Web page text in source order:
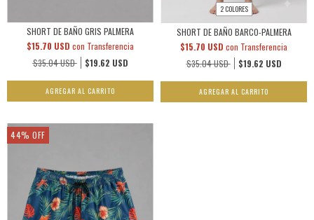
SHORT DE BAÑO GRIS PALMERA
$35.04 USD $19.62 USD
$15.70 USD con Transferencia
AGREGAR AL CARRITO
2 COLORES
SHORT DE BAÑO BARCO-PALMERA
$35.04 USD $19.62 USD
$15.70 USD con Transferencia
AGREGAR AL CARRITO
44% OFF